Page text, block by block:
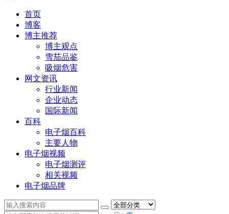
首页
博客
博主推荐
博主观点
雪茄品鉴
吸烟危害
网文资讯
行业新闻
企业动态
国际新闻
百科
电子烟百科
主要人物
电子烟视频
电子烟测评
相关视频
电子烟品牌